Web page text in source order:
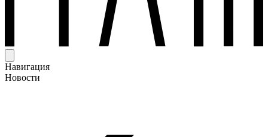
Навигация
Новости